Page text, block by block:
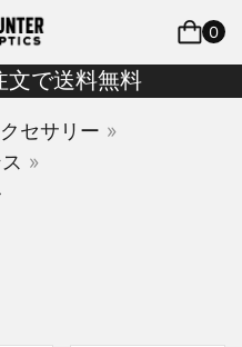
0
で送料無料
セサリー »
»